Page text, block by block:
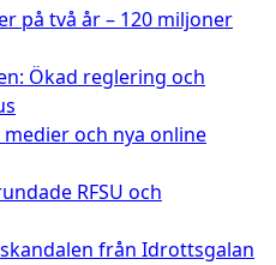
på två år – 120 miljoner
Ökad reglering och
och nya online
RFSU och
från Idrottsgalan